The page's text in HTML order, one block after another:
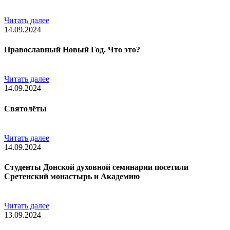
Читать далее
14.09.2024
Православный Новый Год. Что это?
Читать далее
14.09.2024
Святолёты
Читать далее
14.09.2024
Студенты Донской духовной семинарии посетили
Сретенский монастырь и Академию
Читать далее
13.09.2024